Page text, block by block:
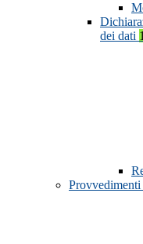
dei dati 1
Provvedimenti